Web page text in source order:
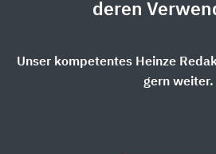
deren
Unser kompetentes Heinze
gern weiter.